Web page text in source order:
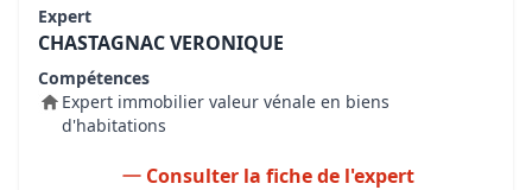
Expert
CHASTAGNAC VERONIQUE
Compétences
Expert immobilier valeur vénale en biens
d'habitations
Consulter la fiche de l'expert